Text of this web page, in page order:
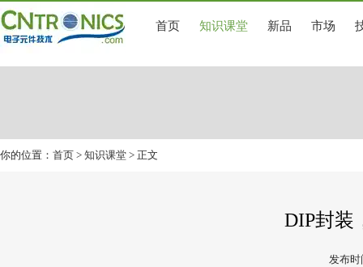
首页 知识课堂 新品 市场
你的位置： 首页 > 知识课堂 > 正文
DIP封装
发布时